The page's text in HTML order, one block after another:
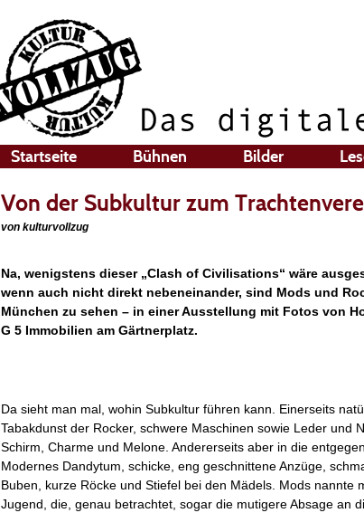
Startseite Bühnen Bilder
Von der Subkultur zum
von kulturvollzug
Na, wenigstens dieser „Clash of Civilisations“ wäre
wenn auch nicht direkt nebeneinander, sind Mods und
München zu sehen – in einer Ausstellung mit Fotos von
G 5 Immobilien am Gärtnerplatz.
Da sieht man mal, wohin Subkultur führen kann. Einerseits
Tabakdunst der Rocker, schwere Maschinen sowie Leder und
Schirm, Charme und Melone. Andererseits aber in die
Modernes Dandytum, schicke, eng geschnittene Anzüge,
Buben, kurze Röcke und Stiefel bei den Mädels. Mods nannte
Jugend, die, genau betrachtet, sogar die mutigere Absage an